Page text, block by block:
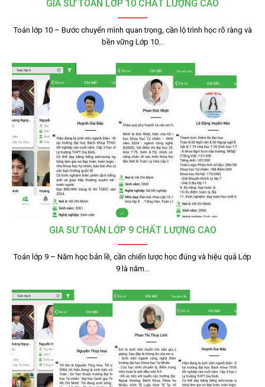
GIA SƯ TOÁN LỚP 10 CHẤT LƯỢNG CAO
Toán lớp 10 – Bước chuyển mình quan trọng, cần lộ trình học rõ ràng và
bền vững Lớp 10…
GIA SƯ TOÁN LỚP 9 CHẤT LƯỢNG CAO
Toán lớp 9 – Năm học bản lề, cần chiến lược học đúng và hiệu quả Lớp
9 là năm…